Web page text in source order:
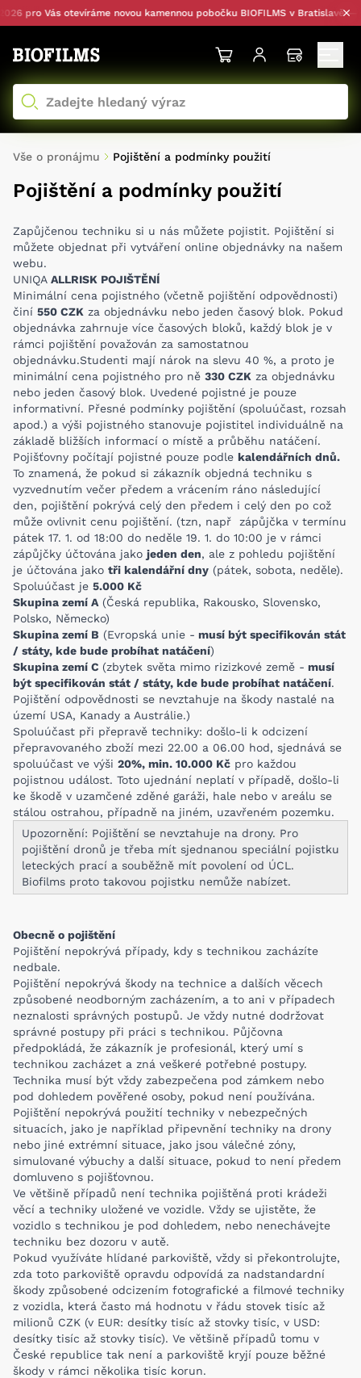
pro Vás otevíráme novou kamennou pobočku BIOFILMS v Bratislavě — s
Vše o pronájmu Pojištění a podmínky použití
Pojištění a podmínky použití
Zapůjčenou techniku si u nás můžete pojistit. Pojištění si
můžete objednat při vytváření online objednávky na našem
webu.
UNIQA ALLRISK POJIŠTĚNÍ
Minimální cena pojistného (včetně pojištění odpovědnosti)
činí 550 CZK za objednávku nebo jeden časový blok. Pokud
objednávka zahrnuje více časových bloků, každý blok je v
rámci pojištění považován za samostatnou
objednávku.Studenti mají nárok na slevu 40 %, a proto je
minimální cena pojistného pro ně 330 CZK za objednávku
nebo jeden časový blok. Uvedené pojistné je pouze
informativní. Přesné podmínky pojištění (spoluúčast, rozsah
apod.) a výši pojistného stanovuje pojistitel individuálně na
základě bližších informací o místě a průběhu natáčení.
Pojišťovny počítají pojistné pouze podle kalendářních dnů.
To znamená, že pokud si zákazník objedná techniku s
vyzvednutím večer předem a vrácením ráno následující
den, pojištění pokrývá celý den předem i celý den po což
může ovlivnit cenu pojištění. (tzn, např zápůjčka v termínu
pátek 17. 1. od 18:00 do neděle 19. 1. do 10:00 je v rámci
zápůjčky účtována jako jeden den, ale z pohledu pojištění
je účtována jako tři kalendářní dny (pátek, sobota, neděle).
Spoluúčast je 5.000 Kč
Skupina zemí A (Česká republika, Rakousko, Slovensko,
Polsko, Německo)
Skupina zemí B (Evropská unie - musí být specifikován stát
/ státy, kde bude probíhat natáčení)
Skupina zemí C (zbytek světa mimo rizizkové země - musí
být specifikován stát / státy, kde bude probíhat natáčení.
Pojištění odpovědnosti se nevztahuje na škody nastalé na
území USA, Kanady a Austrálie.)
Spoluúčast při přepravě techniky: došlo-li k odcizení
přepravovaného zboží mezi 22.00 a 06.00 hod, sjed­nává se
spoluúčast ve výši 20%, min. 10.000 Kč pro každou
pojistnou událost. Toto ujednání neplatí v případě, došlo-li
ke škodě v uzamčené zděné garáži, hale nebo v areálu se
stálou ostrahou, případně na jiném, uzavřeném pozemku.
Upozornění: Pojištění se nevztahuje na drony. Pro
pojištění dronů je třeba mít sjednanou speciální pojistku
leteckých prací a souběžně mít povolení od ÚCL.
Biofilms proto takovou pojistku nemůže nabízet.
Obecně o pojištění
Pojištění nepokrývá případy, kdy s technikou zacházíte
nedbale.
Pojištění nepokrývá škody na technice a dalších věcech
způsobené neodborným zacházením, a to ani v případech
neznalosti správných postupů. Je vždy nutné dodržovat
správné postupy při práci s technikou. Půjčovna
předpokládá, že zákazník je profesionál, který umí s
technikou zacházet a zná veškeré potřebné postupy.
Technika musí být vždy zabezpečena pod zámkem nebo
pod dohledem pověřené osoby, pokud není používána.
Pojištění nepokrývá použití techniky v nebezpečných
situacích, jako je například připevnění techniky na drony
nebo jiné extrémní situace, jako jsou válečné zóny,
simulované výbuchy a další situace, pokud to není předem
domluveno s pojišťovnou.
Ve většině případů není technika pojištěná proti krádeži
věcí a techniky uložené ve vozidle. Vždy se ujistěte, že
vozidlo s technikou je pod dohledem, nebo nenechávejte
techniku bez dozoru v autě.
Pokud využíváte hlídané parkoviště, vždy si překontrolujte,
zda toto parkoviště opravdu odpovídá za nadstandardní
škody způsobené odcizením fotografické a filmové techniky
z vozidla, která často má hodnotu v řádu stovek tisíc až
milionů CZK (v EUR: desítky tisíc až stovky tisíc, v USD:
desítky tisíc až stovky tisíc). Ve většině případů tomu v
České republice tak není a parkoviště kryjí pouze běžné
škody v rámci několika tisíc korun.